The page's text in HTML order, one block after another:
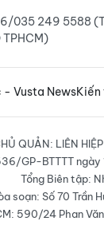
035 249 5588
TPHCM)
- Vusta NewsKiến
QUẢN: LIÊN
GP-BTTTT ngày
Tổng Biên tập:
soạn: Số 70 Trần
590/24 Phan